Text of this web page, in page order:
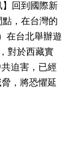
】回到國際新
，在台灣的
在台北舉辦遊
對於西藏實
迫害，已經
，將恐懼延